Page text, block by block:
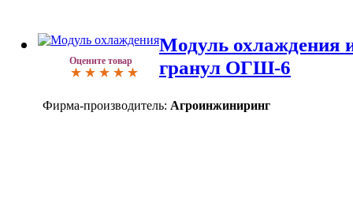
Оцените товар
Модуль охлаждения
гранул ОГШ-6
Фирма-производитель: Агроинжиниринг